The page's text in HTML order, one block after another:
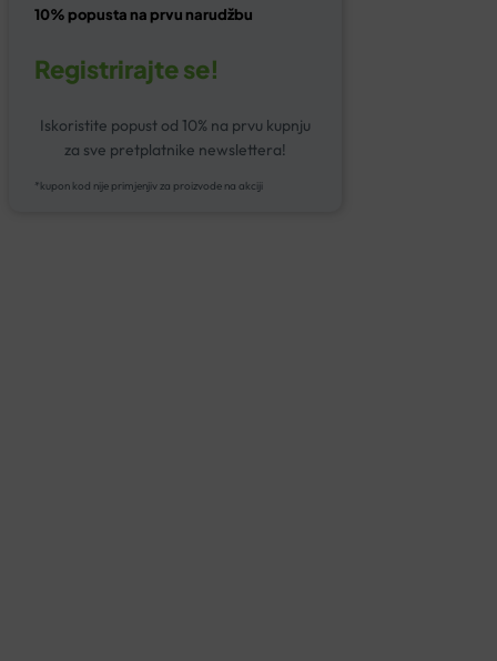
10% popusta na prvu narudžbu
Registrirajte se!
Iskoristite popust od 10% na prvu kupnju
za sve pretplatnike newslettera!
*kupon kod nije primjenjiv za proizvode na akciji